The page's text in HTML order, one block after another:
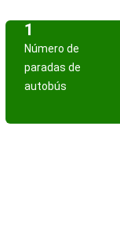
1
Número de
paradas de
autobús